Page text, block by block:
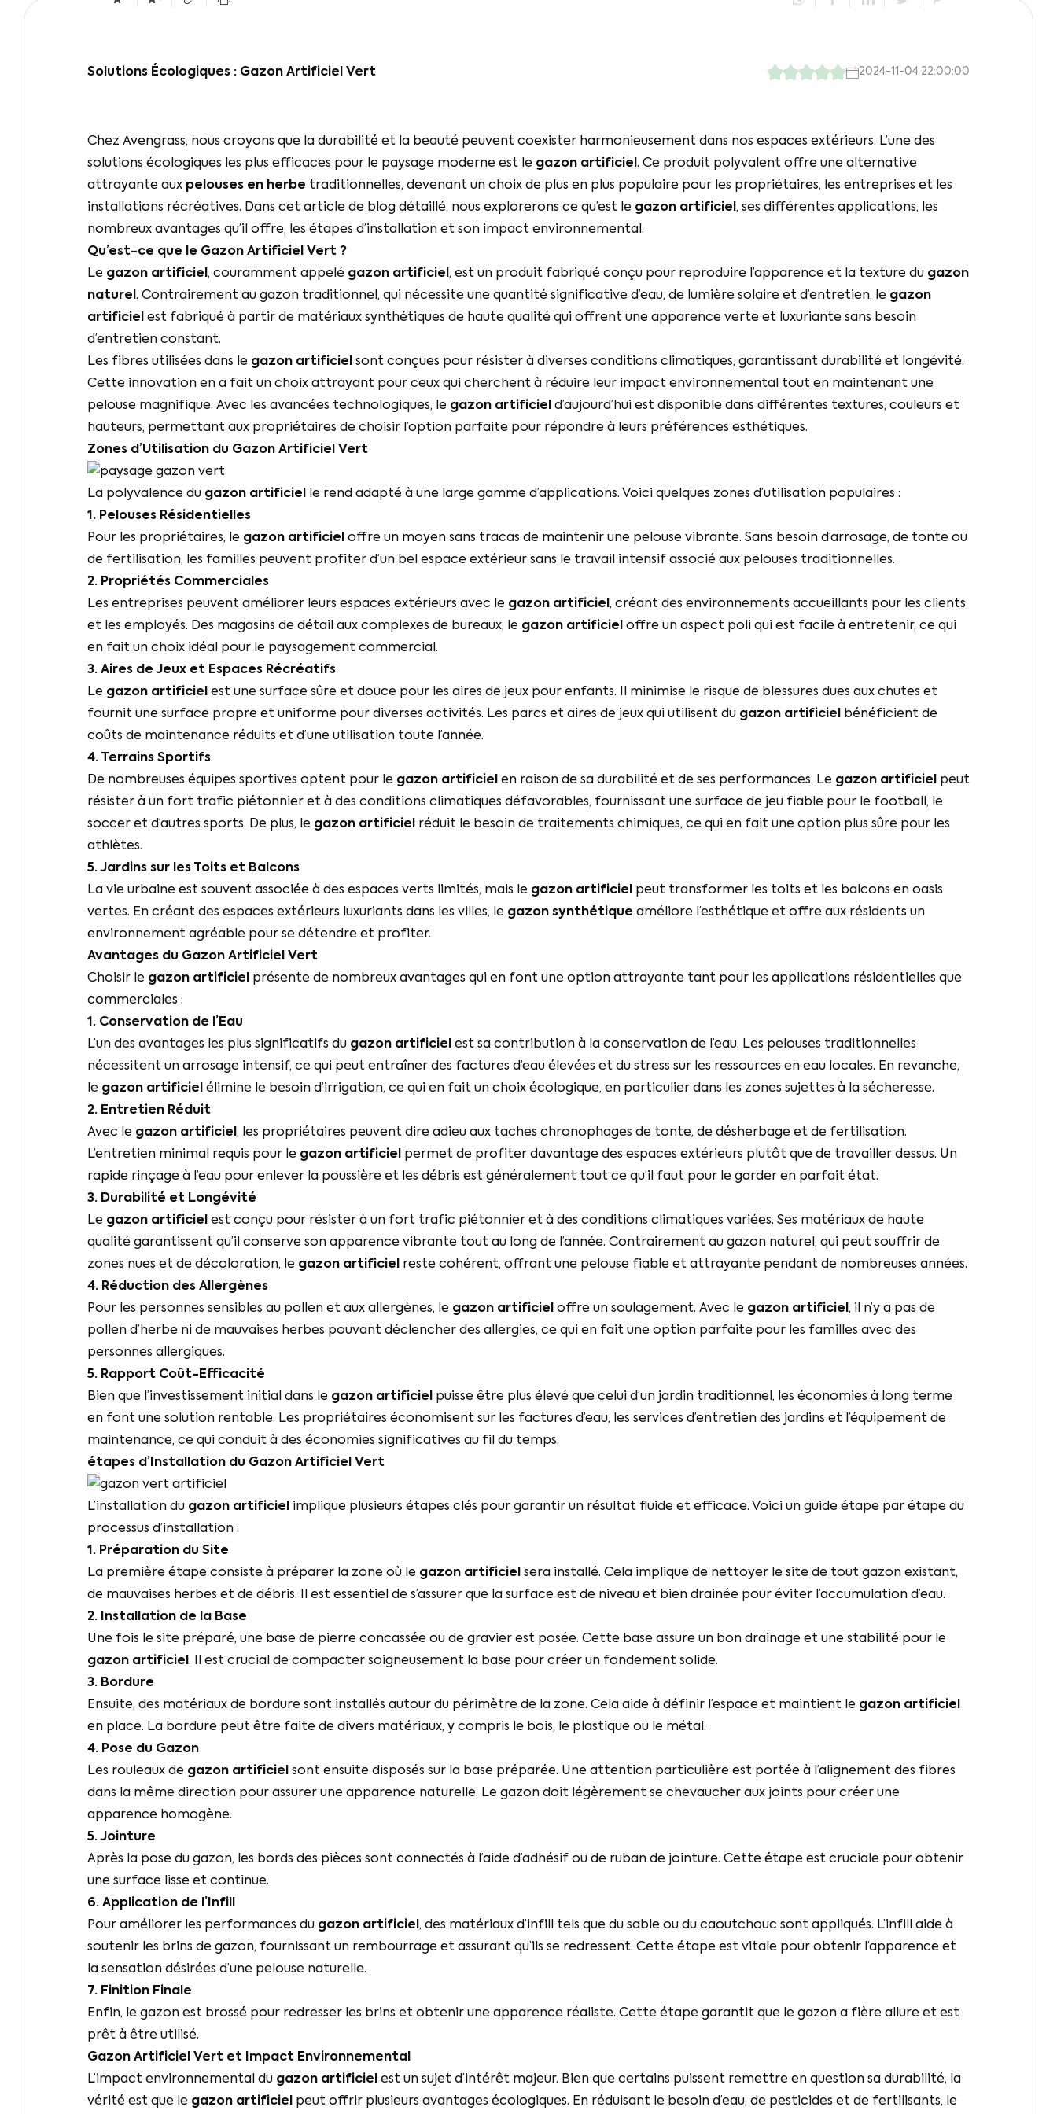
Solutions Écologiques : Gazon Artificiel Vert 2024-11-04 22:00:00
Chez Avengrass, nous croyons que la durabilité et la beauté peuvent coexister harmonieusement dans nos espaces extérieurs. L’une des
solutions écologiques les plus efficaces pour le paysage moderne est le gazon artificiel . Ce produit polyvalent offre une alternative
attrayante aux pelouses en herbe traditionnelles, devenant un choix de plus en plus populaire pour les propriétaires, les entreprises et les
installations récréatives. Dans cet article de blog détaillé, nous explorerons ce qu’est le gazon artificiel , ses différentes applications, les
nombreux avantages qu’il offre, les étapes d’installation et son impact environnemental.
Qu’est-ce que le Gazon Artificiel Vert ?
Le gazon artificiel , couramment appelé gazon artificiel , est un produit fabriqué conçu pour reproduire l’apparence et la texture du gazon
naturel . Contrairement au gazon traditionnel, qui nécessite une quantité significative d’eau, de lumière solaire et d’entretien, le gazon
artificiel est fabriqué à partir de matériaux synthétiques de haute qualité qui offrent une apparence verte et luxuriante sans besoin
d’entretien constant.
Les fibres utilisées dans le gazon artificiel sont conçues pour résister à diverses conditions climatiques, garantissant durabilité et longévité.
Cette innovation en a fait un choix attrayant pour ceux qui cherchent à réduire leur impact environnemental tout en maintenant une
pelouse magnifique. Avec les avancées technologiques, le gazon artificiel d’aujourd’hui est disponible dans différentes textures, couleurs et
hauteurs, permettant aux propriétaires de choisir l’option parfaite pour répondre à leurs préférences esthétiques.
Zones d’Utilisation du Gazon Artificiel Vert
La polyvalence du gazon artificiel
le rend adapté à une large gamme d’applications. Voici quelques zones d’utilisation populaires :
1. Pelouses Résidentielles
Pour les propriétaires, le gazon artificiel offre un moyen sans tracas de maintenir une pelouse vibrante. Sans besoin d’arrosage, de tonte ou
de fertilisation, les familles peuvent profiter d’un bel espace extérieur sans le travail intensif associé aux pelouses traditionnelles.
2. Propriétés Commerciales
Les entreprises peuvent améliorer leurs espaces extérieurs avec le gazon artificiel , créant des environnements accueillants pour les clients
et les employés. Des magasins de détail aux complexes de bureaux, le gazon artificiel offre un aspect poli qui est facile à entretenir, ce qui
en fait un choix idéal pour le paysagement commercial.
3. Aires de Jeux et Espaces Récréatifs
Le gazon artificiel est une surface sûre et douce pour les aires de jeux pour enfants. Il minimise le risque de blessures dues aux chutes et
fournit une surface propre et uniforme pour diverses activités. Les parcs et aires de jeux qui utilisent du gazon artificiel
bénéficient de
coûts de maintenance réduits et d’une utilisation toute l’année.
4. Terrains Sportifs
De nombreuses équipes sportives optent pour le gazon artificiel en raison de sa durabilité et de ses performances. Le gazon artificiel
peut
résister à un fort trafic piétonnier et à des conditions climatiques défavorables, fournissant une surface de jeu fiable pour le football, le
soccer et d’autres sports. De plus, le gazon artificiel
réduit le besoin de traitements chimiques, ce qui en fait une option plus sûre pour les
athlètes.
5. Jardins sur les Toits et Balcons
La vie urbaine est souvent associée à des espaces verts limités, mais le gazon artificiel
peut transformer les toits et les balcons en oasis
vertes. En créant des espaces extérieurs luxuriants dans les villes, le gazon synthétique améliore l’esthétique et offre aux résidents un
environnement agréable pour se détendre et profiter.
Avantages du Gazon Artificiel Vert
Choisir le gazon artificiel
présente de nombreux avantages qui en font une option attrayante tant pour les applications résidentielles que
commerciales :
1. Conservation de l’Eau
L’un des avantages les plus significatifs du gazon artificiel est sa contribution à la conservation de l’eau. Les pelouses traditionnelles
nécessitent un arrosage intensif, ce qui peut entraîner des factures d’eau élevées et du stress sur les ressources en eau locales. En revanche,
le gazon artificiel élimine le besoin d’irrigation, ce qui en fait un choix écologique, en particulier dans les zones sujettes à la sécheresse.
2. Entretien Réduit
Avec le gazon artificiel , les propriétaires peuvent dire adieu aux taches chronophages de tonte, de désherbage et de fertilisation.
L’entretien minimal requis pour le gazon artificiel
permet de profiter davantage des espaces extérieurs plutôt que de travailler dessus. Un
rapide rinçage à l’eau pour enlever la poussière et les débris est généralement tout ce qu’il faut pour le garder en parfait état.
3. Durabilité et Longévité
Le gazon artificiel est conçu pour résister à un fort trafic piétonnier et à des conditions climatiques variées. Ses matériaux de haute
qualité garantissent qu’il conserve son apparence vibrante tout au long de l’année. Contrairement au gazon naturel, qui peut souffrir de
zones nues et de décoloration, le gazon artificiel
reste cohérent, offrant une pelouse fiable et attrayante pendant de nombreuses années.
4. Réduction des Allergènes
Pour les personnes sensibles au pollen et aux allergènes, le gazon artificiel offre un soulagement. Avec le gazon artificiel , il n’y a pas de
pollen d’herbe ni de mauvaises herbes pouvant déclencher des allergies, ce qui en fait une option parfaite pour les familles avec des
personnes allergiques.
5. Rapport Coût-Efficacité
Bien que l’investissement initial dans le gazon artificiel
puisse être plus élevé que celui d’un jardin traditionnel, les économies à long terme
en font une solution rentable. Les propriétaires économisent sur les factures d’eau, les services d’entretien des jardins et l’équipement de
maintenance, ce qui conduit à des économies significatives au fil du temps.
étapes d’Installation du Gazon Artificiel Vert
L’installation du gazon artificiel
implique plusieurs étapes clés pour garantir un résultat fluide et efficace. Voici un guide étape par étape du
processus d’installation :
1. Préparation du Site
La première étape consiste à préparer la zone où le gazon artificiel sera installé. Cela implique de nettoyer le site de tout gazon existant,
de mauvaises herbes et de débris. Il est essentiel de s’assurer que la surface est de niveau et bien drainée pour éviter l’accumulation d’eau.
2. Installation de la Base
Une fois le site préparé, une base de pierre concassée ou de gravier est posée. Cette base assure un bon drainage et une stabilité pour le
gazon artificiel . Il est crucial de compacter soigneusement la base pour créer un fondement solide.
3. Bordure
Ensuite, des matériaux de bordure sont installés autour du périmètre de la zone. Cela aide à définir l’espace et maintient le gazon artificiel
en place. La bordure peut être faite de divers matériaux, y compris le bois, le plastique ou le métal.
4. Pose du Gazon
Les rouleaux de gazon artificiel sont ensuite disposés sur la base préparée. Une attention particulière est portée à l’alignement des fibres
dans la même direction pour assurer une apparence naturelle. Le gazon doit légèrement se chevaucher aux joints pour créer une
apparence homogène.
5. Jointure
Après la pose du gazon, les bords des pièces sont connectés à l’aide d’adhésif ou de ruban de jointure. Cette étape est cruciale pour obtenir
une surface lisse et continue.
6. Application de l’Infill
Pour améliorer les performances du gazon artificiel , des matériaux d’infill tels que du sable ou du caoutchouc sont appliqués. L’infill aide à
soutenir les brins de gazon, fournissant un rembourrage et assurant qu’ils se redressent. Cette étape est vitale pour obtenir l’apparence et
la sensation désirées d’une pelouse naturelle.
7. Finition Finale
Enfin, le gazon est brossé pour redresser les brins et obtenir une apparence réaliste. Cette étape garantit que le gazon a fière allure et est
prêt à être utilisé.
Gazon Artificiel Vert et Impact Environnemental
L’impact environnemental du gazon artificiel est un sujet d’intérêt majeur. Bien que certains puissent remettre en question sa durabilité, la
vérité est que le gazon artificiel peut offrir plusieurs avantages écologiques. En réduisant le besoin d’eau, de pesticides et de fertilisants, le